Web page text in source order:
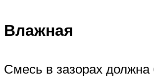
Влажная
Смесь в зазорах должна